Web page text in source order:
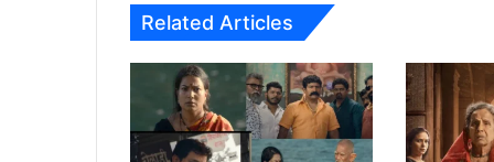
ली
…
Related Articles